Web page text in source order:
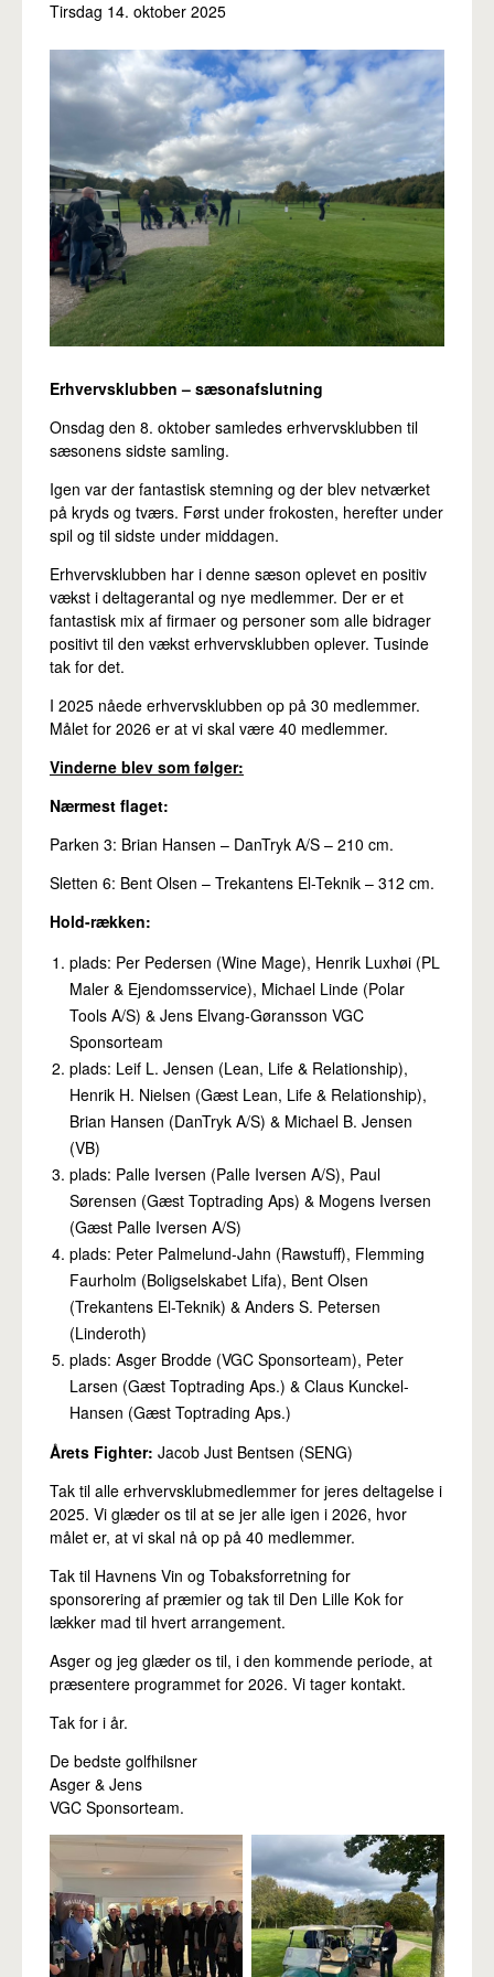
Pro
Tirsdag 14. oktober 2025
Erhvervsklubben – sæsonafslutning
Onsdag den 8. oktober samledes erhvervsklubben til
sæsonens sidste samling.
Igen var der fantastisk stemning og der blev netværket
på kryds og tværs. Først under frokosten, herefter under
spil og til sidste under middagen.
Erhvervsklubben har i denne sæson oplevet en positiv
vækst i deltagerantal og nye medlemmer. Der er et
fantastisk mix af firmaer og personer som alle bidrager
positivt til den vækst erhvervsklubben oplever. Tusinde
tak for det.
I 2025 nåede erhvervsklubben op på 30 medlemmer.
Målet for 2026 er at vi skal være 40 medlemmer.
Vinderne blev som følger:
Nærmest flaget:
Parken 3: Brian Hansen – DanTryk A/S – 210 cm.
Sletten 6: Bent Olsen – Trekantens El-Teknik – 312 cm.
Hold-rækken:
plads: Per Pedersen (Wine Mage), Henrik Luxhøi (PL
Maler & Ejendomsservice), Michael Linde (Polar
Tools A/S) & Jens Elvang-Gøransson VGC
Sponsorteam
plads: Leif L. Jensen (Lean, Life & Relationship),
Henrik H. Nielsen (Gæst Lean, Life & Relationship),
Brian Hansen (DanTryk A/S) & Michael B. Jensen
(VB)
plads: Palle Iversen (Palle Iversen A/S), Paul
Sørensen (Gæst Toptrading Aps) & Mogens Iversen
(Gæst Palle Iversen A/S)
plads: Peter Palmelund-Jahn (Rawstuff), Flemming
Faurholm (Boligselskabet Lifa), Bent Olsen
(Trekantens El-Teknik) & Anders S. Petersen
(Linderoth)
plads: Asger Brodde (VGC Sponsorteam), Peter
Larsen (Gæst Toptrading Aps.) & Claus Kunckel-
Hansen (Gæst Toptrading Aps.)
Årets Fighter: Jacob Just Bentsen (SENG)
Tak til alle erhvervsklubmedlemmer for jeres deltagelse i
2025. Vi glæder os til at se jer alle igen i 2026, hvor
målet er, at vi skal nå op på 40 medlemmer.
Tak til Havnens Vin og Tobaksforretning for
sponsorering af præmier og tak til Den Lille Kok for
lækker mad til hvert arrangement.
Asger og jeg glæder os til, i den kommende periode, at
præsentere programmet for 2026. Vi tager kontakt.
Tak for i år.
De bedste golfhilsner
Asger & Jens
VGC Sponsorteam.